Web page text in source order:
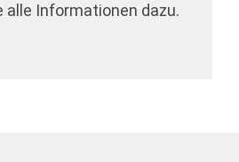
alle Informationen dazu.